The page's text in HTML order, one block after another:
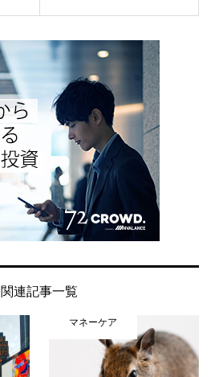
関連記事一覧
マネーケア